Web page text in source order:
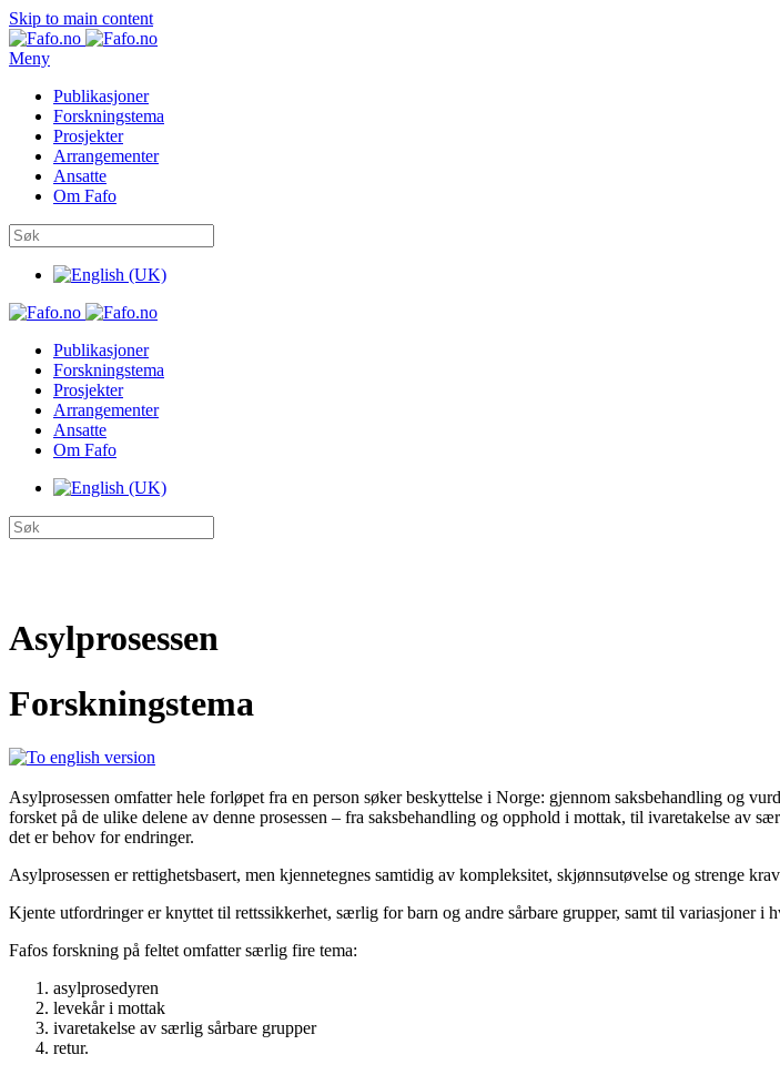
Skip to main content
Meny
Publikasjoner
Forskningstema
Prosjekter
Arrangementer
Ansatte
Om Fafo
Publikasjoner
Forskningstema
Prosjekter
Arrangementer
Ansatte
Om Fafo
Asylprosessen
Forskningstema
Asylprosessen omfatter hele forløpet fra en person søker beskyttelse i Norge: gjennom saksbehandling og
forsket på de ulike delene av denne prosessen – fra saksbehandling og opphold i mottak, til ivaretakelse av
det er behov for endringer.
Asylprosessen er rettighetsbasert, men kjennetegnes samtidig av kompleksitet, skjønnsutøvelse og strenge
Kjente utfordringer er knyttet til rettssikkerhet, særlig for barn og andre sårbare grupper, samt til variasjoner i
Fafos forskning på feltet omfatter særlig fire tema:
asylprosedyren
levekår i mottak
ivaretakelse av særlig sårbare grupper
retur.